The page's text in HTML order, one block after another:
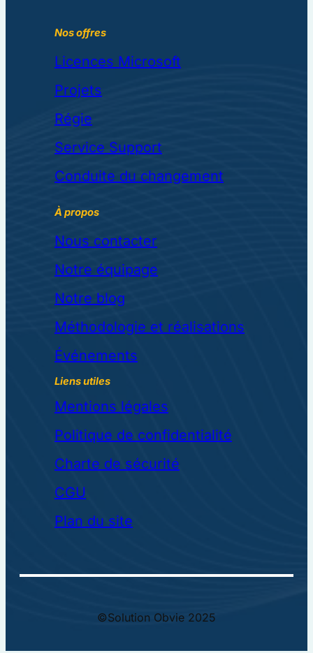
Nos offres
Licences Microsoft
Projets
Régie
Service Support
Conduite du changement
À propos
Nous contacter
Notre équipage
Notre blog
Méthodologie et réalisations
Événements
Liens utiles
Mentions légales
Politique de confidentialité
Charte de sécurité
CGU
Plan du site
©Solution Obvie 2025